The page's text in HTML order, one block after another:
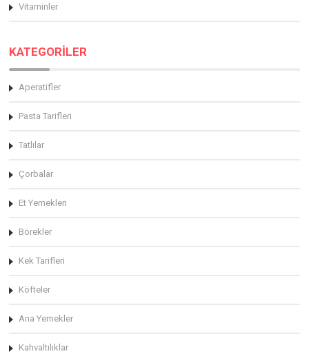
Vitaminler
KATEGORİLER
Aperatifler
Pasta Tarifleri
Tatlılar
Çorbalar
Et Yemekleri
Börekler
Kek Tarifleri
Köfteler
Ana Yemekler
Kahvaltılıklar